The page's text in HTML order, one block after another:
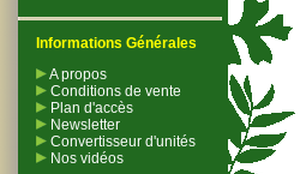
Informations Générales
A propos
Conditions de vente
Plan d'accès
Newsletter
Convertisseur d'unités
Nos vidéos